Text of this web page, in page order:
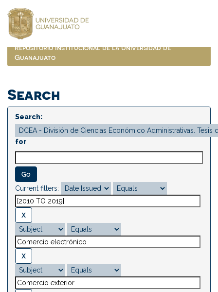
navigation
Repositorio Institucional de la Universidad de
Guanajuato
Search
Search:
for
Current filters: